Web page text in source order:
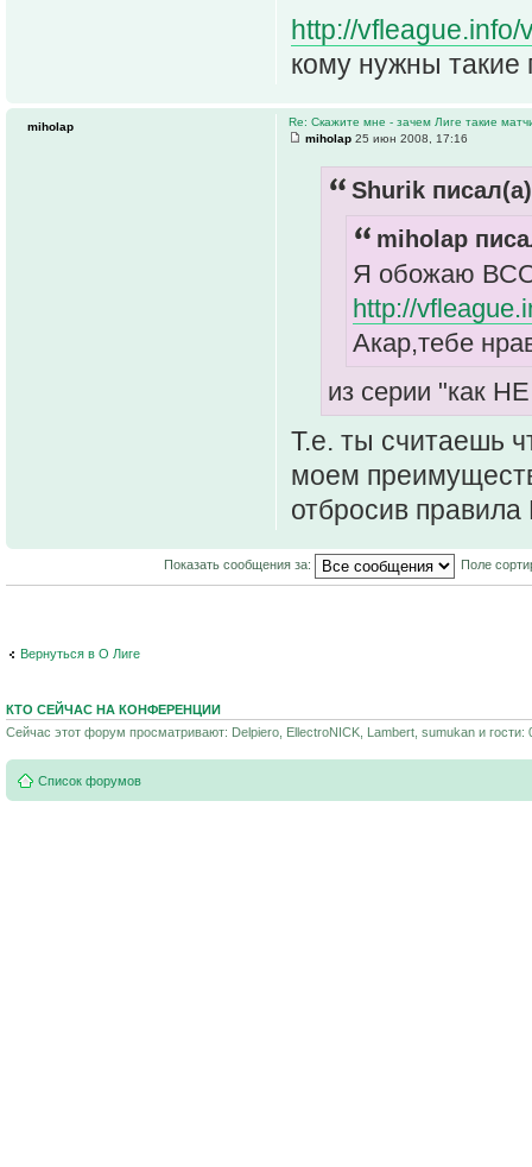
http://
кому нужны такие
Re: Скажите мне - зачем Лиге такие
miholap 25 июн 2008, 17:16
Shurik
miholap
Я обожаю
http://
Акар,тебе
из серии "как
Т.е. ты считаешь
моем
отбросив
miholap
Показать сообщения за: Поле
Вернуться в О Лиге
КТО СЕЙЧАС НА КОНФЕРЕНЦИИ
Сейчас этот форум просматривают: Delpiero, EllectroNICK, Lambert, sumukan и гости:
Список форумов